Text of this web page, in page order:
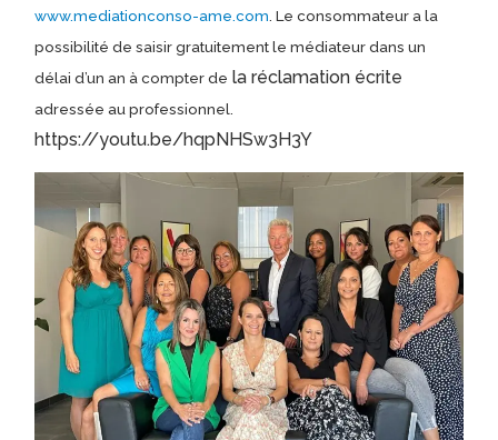
www.mediationconso-ame.com . Le consommateur a la
possibilité de saisir gratuitement le médiateur dans un
délai d’un an à compter de la réclamation écrite
adressée au professionnel.
https://youtu.be/hqpNHSw3H3Y